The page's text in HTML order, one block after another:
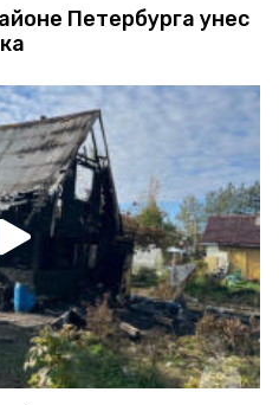
Петербурга унес